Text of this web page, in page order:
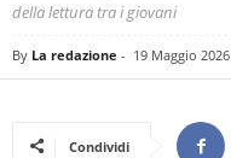
della lettura tra i giovani
By La redazione - 19 Maggio 2026
Condividi